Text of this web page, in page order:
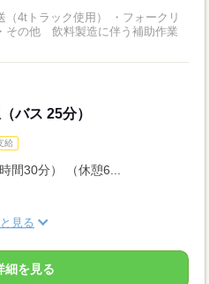
4tトラック使用） ・フォークリ
その他 飲料製造に伴う補助作業
バス 25分）
給
間30分） （休憩6...
見る
細を見る